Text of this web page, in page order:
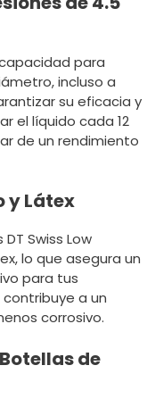
para
incluso a
su eficacia y
el líquido cada 12
de un rendimiento
y Látex
Swiss Low
lo que asegura un
para tus
a un
corrosivo.
de